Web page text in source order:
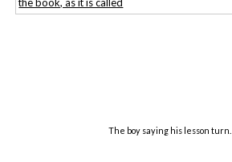
The boy saying his lesson turn…